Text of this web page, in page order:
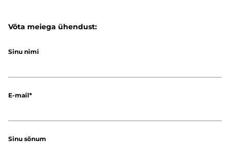
Võta meiega ühendust:
Sinu nimi
E-mail
Sinu sõnum